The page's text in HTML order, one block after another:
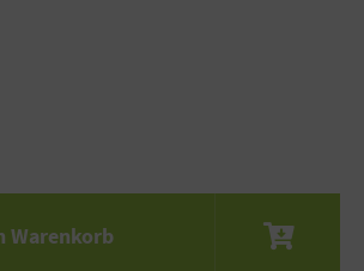
Wert ein oder benutze
Warenkorb